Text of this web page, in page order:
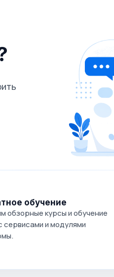
обучение
обзорные курсы и обучение
сервисами и модулями